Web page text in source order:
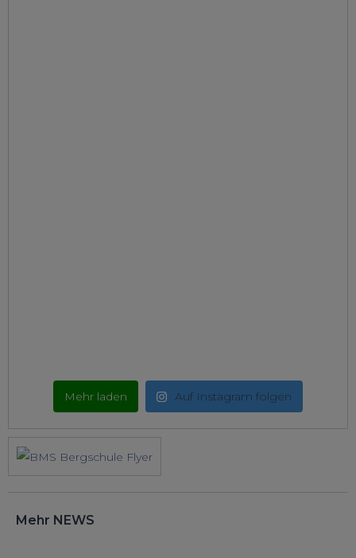
Mehr laden Auf Instagram folgen
Mehr NEWS